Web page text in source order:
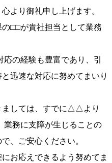
より御礼申し上げます。
□□が貴社担当として業務
の経験も豊富であり、引
迅速な対応に努めてまいり
ましては、すでに△△より
務に支障が生じることの
、ご安心ください。
お応えできるよう努めてま